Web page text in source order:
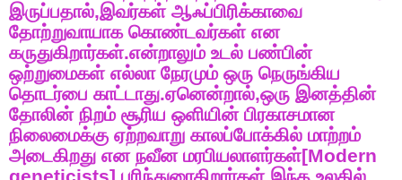
இருப்பதால்,இவர்கள் ஆஃப்பிரிக்காவை
தோற்றுவாயாக கொண்டவர்கள் என
கருதுகிறார்கள்.என்றாலும் உடல் பண்பின்
ஒற்றுமைகள் எல்லா நேரமும் ஒரு நெருங்கிய
தொடர்பை காட்டாது.ஏனென்றால்,ஒரு இனத்தின்
தோலின் நிறம் சூரிய ஒளியின் பிரகாசமான
நிலைமைக்கு ஏற்றவாறு காலப்போக்கில் மாற்றம்
அடைகிறது என நவீன மரபியலாளர்கள்[Modern